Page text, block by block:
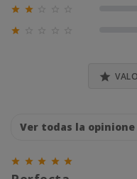
 


    